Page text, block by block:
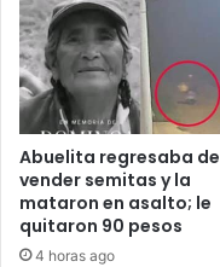
Abuelita regresaba de
vender semitas y la
mataron en asalto; le
quitaron 90 pesos
4 horas ago